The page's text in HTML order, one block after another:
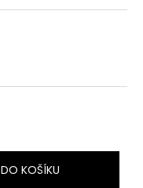
DO KOŠÍKU